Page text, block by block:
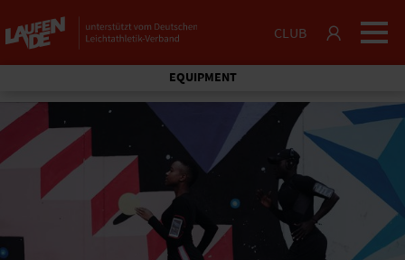
CLUB
EQUIPMENT